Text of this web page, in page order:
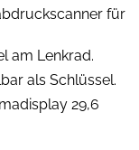
für
am Lenkrad.
als Schlüssel.
29,6